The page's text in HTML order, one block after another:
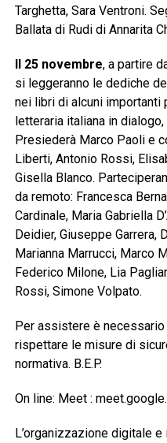
Targhetta, Sara Ventroni.
Ballata di Rudi di Annarita
Il 25 novembre, a partire
si leggeranno le dediche
nei libri di alcuni
letteraria italiana in
Presiederà Marco Paoli e
Liberti, Antonio Rossi,
Gisella Blanco.
da remoto: Francesca
Cardinale, Maria Gabriella
Deidier, Giuseppe Garrera,
Marianna Marrucci, Marco
Federico Milone, Lia
Rossi, Simone Volpato.
Per assistere è
rispettare le misure di
normativa. B.E.P.
On line: Meet :
L’organizzazione digitale